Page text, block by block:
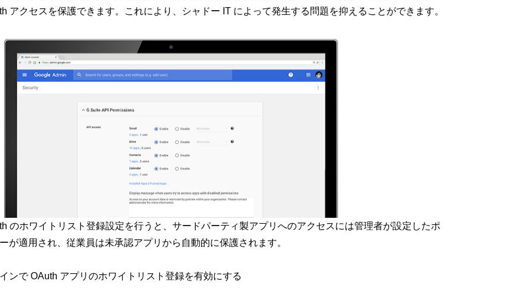
アクセスを保護できます。これにより、シャドー IT によって発生する問題を抑えることができます。
のホワイトリスト登録設定を行うと、サードパーティ製アプリへのアクセスには管理者が設定したポ
が適用され、従業員は未承認アプリから自動的に保護されます。
インで OAuth アプリのホワイトリスト登録を有効にする